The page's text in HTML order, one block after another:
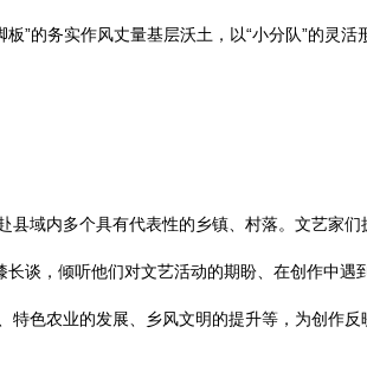
”的务实作风丈量基层沃土，以“小分队”的灵
域内多个具有代表性的乡镇、村落。文艺家们
谈，倾听他们对文艺活动的期盼、在创作中遇
色农业的发展、乡风文明的提升等，为创作